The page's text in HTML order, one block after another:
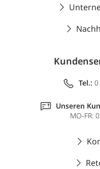
Tel.: 0
Unseren
MO-FR: